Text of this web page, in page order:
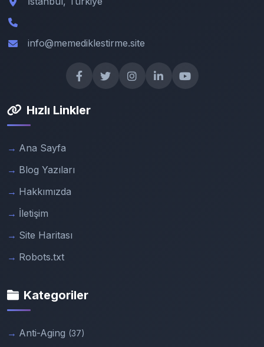
info@memediklestirme.site
Hızlı Linkler
Ana Sayfa
Blog Yazıları
Hakkımızda
İletişim
Site Haritası
Robots.txt
Kategoriler
Anti-Aging (37)